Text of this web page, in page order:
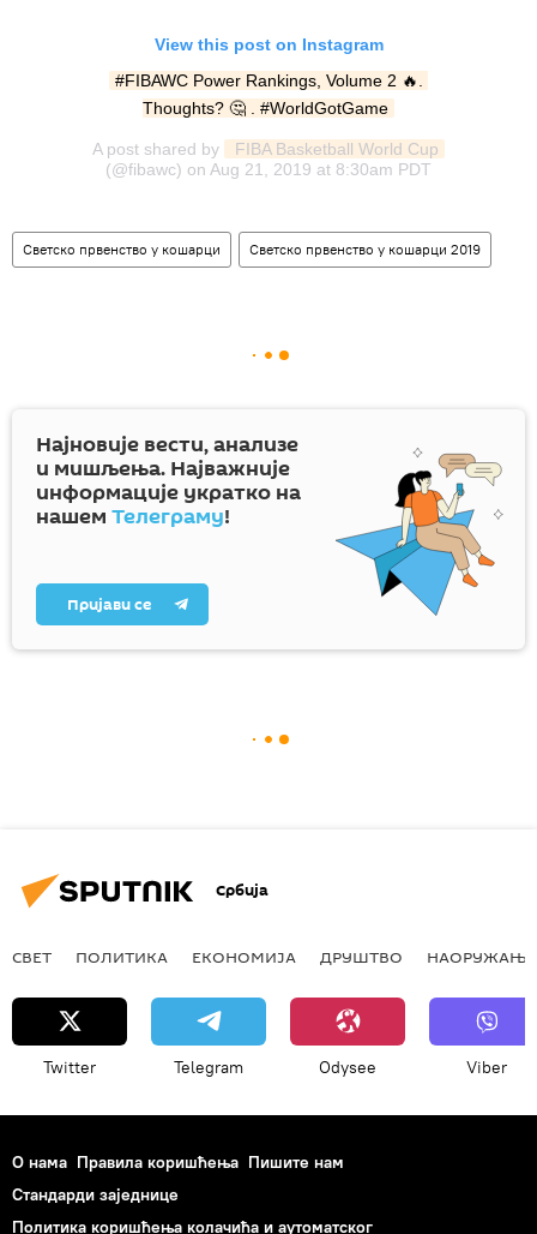
View this post on Instagram
#FIBAWC Power Rankings, Volume 2 🔥.
Thoughts? 🤔 . #WorldGotGame
A post shared by
FIBA Basketball World Cup
(@fibawc) on Aug 21, 2019 at 8:30am PDT
Светско првенство у кошарци Светско првенство у кошарци 2019
Најновије вести, анализе
и мишљења. Најважније
информације укратко на
нашем Телеграму!
Пријави се
Србија
СВЕТ ПОЛИТИКА ЕКОНОМИЈА ДРУШТВО НАОРУЖАЊЕ
Twitter Telegram Odysee Viber
О нама Правила коришћења Пишите нам
Стандарди заједнице
Политика коришћења колачића и аутоматског